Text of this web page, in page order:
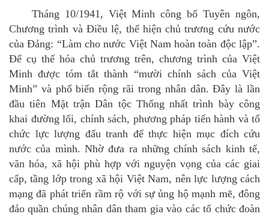
Tháng 10/1941, Việt Minh công bố Tuyên ngôn,
Chương trình và Điều lệ, thể hiện chủ trương cứu nước
của Đảng: “Làm cho nước Việt Nam hoàn toàn độc lập”.
Để cụ thể hóa chủ trương trên, chương trình của Việt
Minh được tóm tắt thành “mười chính sách của Việt
Minh” và phổ biến rộng rãi trong nhân dân. Đây là lần
đầu tiên Mặt trận Dân tộc Thống nhất trình bày công
khai đường lối, chính sách, phương pháp tiến hành và tổ
chức lực lượng đấu tranh để thực hiện mục đích cứu
nước của mình. Nhờ đưa ra những chính sách kinh tế,
văn hóa, xã hội phù hợp với nguyện vọng của các giai
cấp, tầng lớp trong xã hội Việt Nam, nên lực lượng cách
mạng đã phát triển rầm rộ với sự ủng hộ mạnh mẽ, đông
đảo quần chúng nhân dân tham gia vào các tổ chức đoàn